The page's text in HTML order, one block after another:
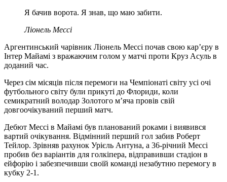
Я бачив ворота. Я знав, що маю забити.
Ліонель Мессі
Аргентинський чарівник Ліонель Мессі почав свою кар’єру в
Інтер Майамі з вражаючим голом у матчі проти Круз Асуль в
доданий час.
Через сім місяців після перемоги на Чемпіонаті світу усі очі
футбольного світу були прикуті до Флориди, коли
семикратний володар Золотого м’яча провів свій
довгоочікуваний перший матч.
Дебют Мессі в Майамі був планований роками і виявився
вартий очікування. Відмінний перший гол забив Роберт
Тейлор. Зрівняв рахунок Урієль Антуна, а 36-річний Мессі
пробив без варіантів для голкіпера, відправивши стадіон в
ейфорію і забезпечивши своїй команді незабутню перемогу в
кубку 2-1.